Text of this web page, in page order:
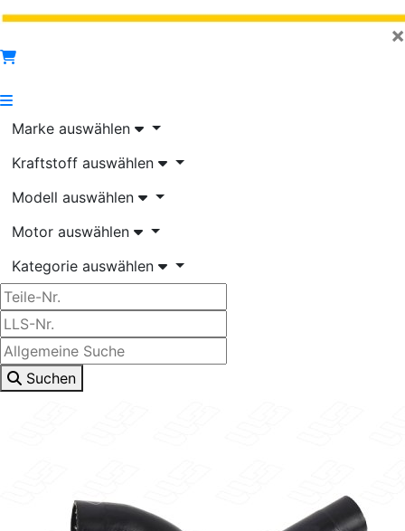
×
Marke auswählen
Kraftstoff auswählen
Modell auswählen
Motor auswählen
Kategorie auswählen
Suchen